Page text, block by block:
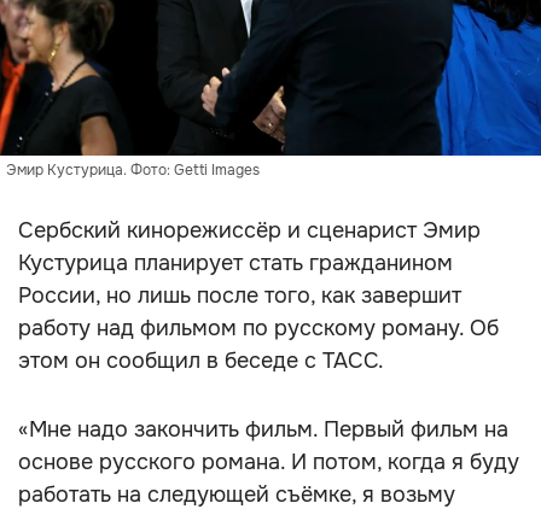
Эмир Кустурица. Фото: Getti Images
Сербский кинорежиссёр и сценарист Эмир
Кустурица планирует стать гражданином
России, но лишь после того, как завершит
работу над фильмом по русскому роману. Об
этом он сообщил в беседе с ТАСС.
«Мне надо закончить фильм. Первый фильм на
основе русского романа. И потом, когда я буду
работать на следующей съёмке, я возьму